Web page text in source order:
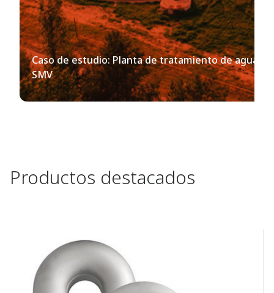
Caso de estudio: Planta de tratamiento de aguas
SMV
Productos destacados​